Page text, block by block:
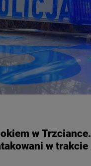
w Trzciance.
w trakcie